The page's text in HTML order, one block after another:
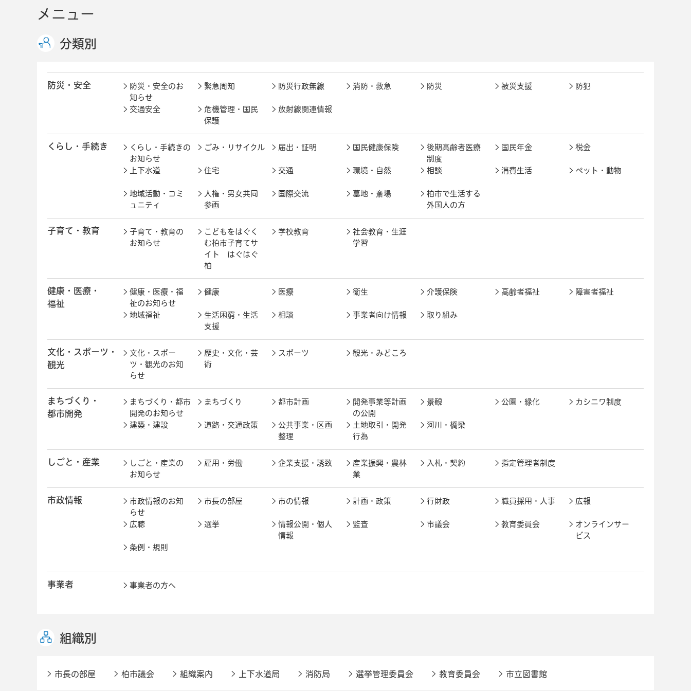
メニュー
分類別
防災・安全
防災・安全のお
知らせ
緊急周知 防災行政無線 消防・救急 防災 被災支援 防犯
交通安全
危機管理・国民
保護
放射線関連情報
くらし・手続き
くらし・手続きの
お知らせ
ごみ・リサイクル 届出・証明 国民健康保険
後期高齢者医療
制度
国民年金 税金
上下水道 住宅 交通 環境・自然 相談 消費生活 ペット・動物
地域活動・コミ
ュニティ
人権・男女共同
参画
国際交流 墓地・斎場
柏市で生活する
外国人の方
子育て・教育
子育て・教育の
お知らせ
こどもをはぐく
む柏市子育てサ
イト はぐはぐ
柏
学校教育
社会教育・生涯
学習
健康・医療・
福祉
健康・医療・福
祉のお知らせ
健康 医療 衛生 介護保険 高齢者福祉 障害者福祉
地域福祉
生活困窮・生活
支援
相談 事業者向け情報 取り組み
文化・スポーツ・
観光
文化・スポー
ツ・観光のお知
らせ
歴史・文化・芸
術
スポーツ 観光・みどころ
まちづくり・
都市開発
まちづくり・都市
開発のお知らせ
まちづくり 都市計画
開発事業等計画
の公開
景観 公園・緑化 カシニワ制度
建築・建設 道路・交通政策
公共事業・区画
整理
土地取引・開発
行為
河川・橋梁
しごと・産業
しごと・産業の
お知らせ
雇用・労働 企業支援・誘致
産業振興・農林
業
入札・契約 指定管理者制度
市政情報
市政情報のお知
らせ
市長の部屋 市の情報 計画・政策 行財政 職員採用・人事 広報
広聴 選挙
情報公開・個人
情報
監査 市議会 教育委員会
オンラインサー
ビス
条例・規則
事業者 事業者の方へ
組織別
市長の部屋 柏市議会 組織案内 上下水道局 消防局 選挙管理委員会 教育委員会 市立図書館